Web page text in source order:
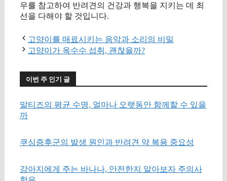
우를 참고하여 반려견의 건강과 행복을 지키는 데 최
선을 다해야 할 것입니다.
고양이를 매료시키는 음악과 소리의 비밀
고양이가 옥수수 섭취, 괜찮을까?
이번 주 인기 글
말티즈의 평균 수명, 얼마나 오랫동안 함께할 수 있을
까
쿠싱증후군의 발생 원인과 반려견 약 복용 중요성
강아지에게 주는 바나나, 안전한지 알아보자 주의사